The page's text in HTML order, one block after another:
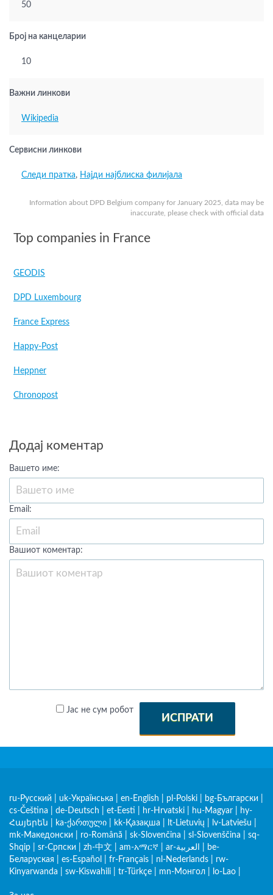
Information about DPD Belgium company for January 2025, data may be
inaccurate, please check with official data
50
Број на канцеларии
10
Важни линкови
Wikipedia
Сервисни линкови
Следи пратка, Најди најблиска филијала
Top companies in France
GEODIS
DPD Luxembourg
France Express
Happy-Post
Heppner
Chronopost
Додај коментар
Вашето име:
Email:
Вашиот коментар:
Јас не сум робот
ИСПРАТИ
ru-Русский uk-Українська en-English pl-Polski bg-Български
cs-Čeština
de-Deutsch et-Eesti hr-Hrvatski hu-Magyar
hy-
Հայերեն
ka-ქართული kk-Қазақша lt-Lietuvių lv-Latviešu
mk-Македонски
ro-Română sk-Slovenčina sl-Slovenščina
sq-
Shqip
sr-Српски zh-中文 am-አማርኛ ar-العربية
be-
Беларуская
es-Español fr-Français nl-Nederlands
rw-
Kinyarwanda
sw-Kiswahili tr-Türkçe mn-Монгол lo-Lao